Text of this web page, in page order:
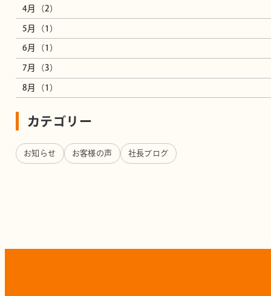
4月（2）
5月（1）
6月（1）
7月（3）
8月（1）
カテゴリー
お知らせ お客様の声 社長ブログ